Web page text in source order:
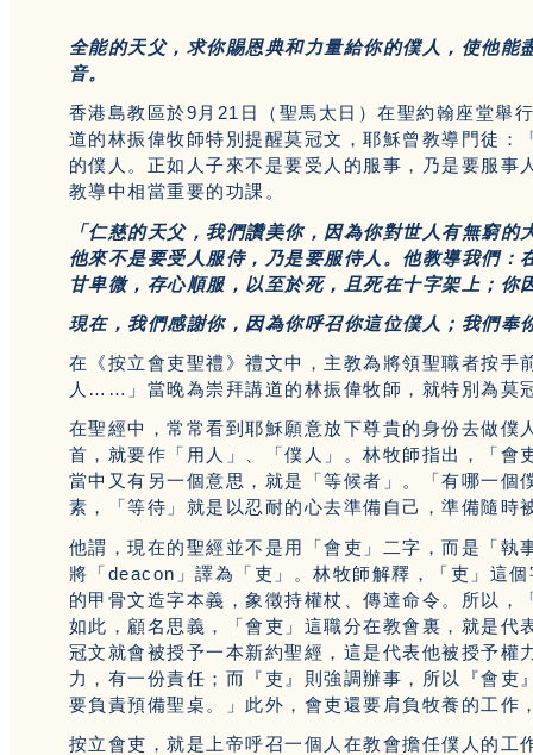
全能的天父，求你賜恩典和力量給你的僕人，使他
音。
香港島教區於9月21日（聖馬太日）在聖約翰座堂舉
道的林振偉牧師特別提醒莫冠文，耶穌曾教導門徒
的僕人。正如人子來不是要受人的服事，乃是要服
教導中相當重要的功課。
「仁慈的天父，我們讚美你，因為你對世人有無窮
他來不是要受人服侍，乃是要服侍人。他教導我們
甘卑微，存心順服，以至於死，且死在十字架上；你
現在，我們感謝你，因為你呼召你這位僕人；我們
在《按立會吏聖禮》禮文中，主教為將領聖職者按
人……」當晚為崇拜講道的林振偉牧師，就特別為莫
在聖經中，常常看到耶穌願意放下尊貴的身份去做
首，就要作「用人」、「僕人」。林牧師指出，「
當中又有另一個意思，就是「等候者」。「有哪一
素，「等待」就是以忍耐的心去準備自己，準備隨時
他謂，現在的聖經並不是用「會吏」二字，而是「
將「deacon」譯為「吏」。林牧師解釋，「吏」這
的甲骨文造字本義，象徵持權杖、傳達命令。所以
如此，顧名思義，「會吏」這職分在教會裏，就是
冠文就會被授予一本新約聖經，這是代表他被授予
力，有一份責任；而『吏』則強調辦事，所以『會
要負責預備聖桌。」此外，會吏還要肩負牧養的工作
按立會吏，就是上帝呼召一個人在教會擔任僕人的